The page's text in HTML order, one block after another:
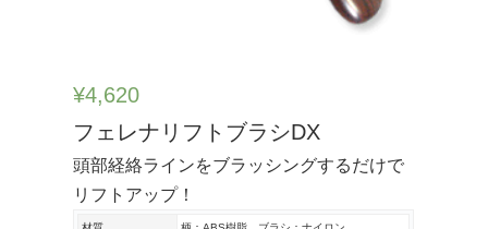
¥4,620
フェレナリフトブラシDX
頭部経絡ラインをブラッシングするだけで
リフトアップ！